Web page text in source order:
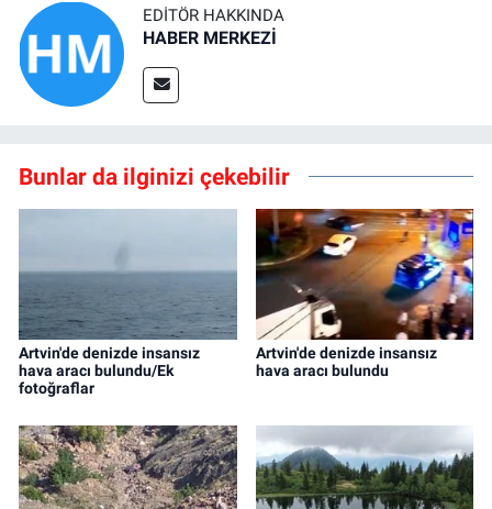
EDITÖR HAKKINDA
HABER MERKEZİ
Bunlar da ilginizi çekebilir
Artvin'de denizde insansız
hava aracı bulundu/Ek
fotoğraflar
Artvin'de denizde insansız
hava aracı bulundu